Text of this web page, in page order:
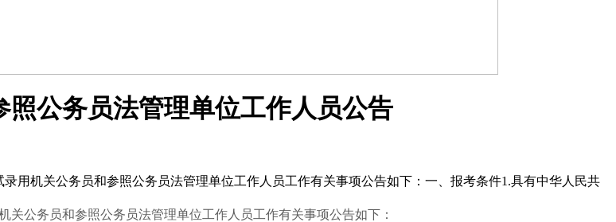
公务员法管理单位工作人员公告
用机关公务员和参照公务员法管理单位工作人员工作有关事项公告如下：一、报考条件1.具有中华人民共
关公务员和参照公务员法管理单位工作人员工作有关事项公告如下：